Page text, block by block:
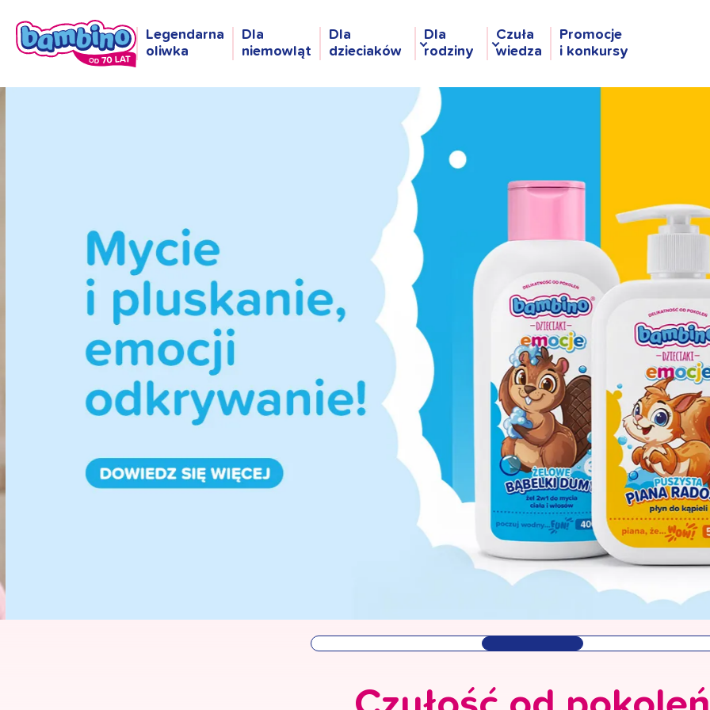
Legendarna
oliwka
Dla
niemowląt
Dla
dzieciaków
Dla
rodziny
Czuła
wiedza
Promocje
i konkursy